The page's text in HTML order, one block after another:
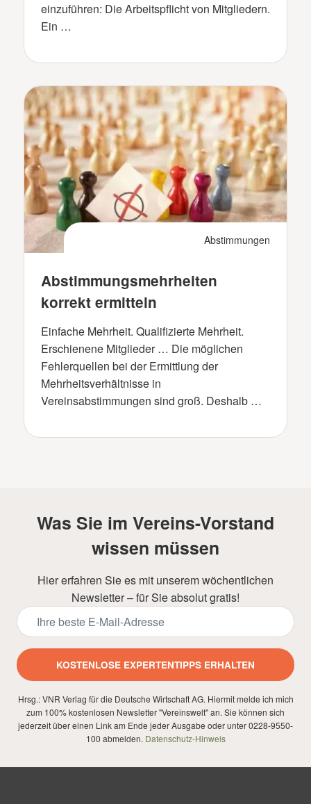
einzuführen: Die Arbeitspflicht von Mitgliedern.
Ein …
Abstimmungen
Abstimmungsmehrheiten
korrekt ermitteln
Einfache Mehrheit. Qualifizierte Mehrheit.
Erschienene Mitglieder … Die möglichen
Fehlerquellen bei der Ermittlung der
Mehrheitsverhältnisse in
Vereinsabstimmungen sind groß. Deshalb …
Was Sie im Vereins-Vorstand
wissen müssen
Hier erfahren Sie es mit unserem wöchentlichen
Newsletter – für Sie absolut gratis!
KOSTENLOSE EXPERTENTIPPS ERHALTEN
Hrsg.: VNR Verlag für die Deutsche Wirtschaft AG. Hiermit melde ich mich
zum 100% kostenlosen Newsletter "Vereinswelt" an. Sie können sich
jederzeit über einen Link am Ende jeder Ausgabe oder unter 0228-9550-
100 abmelden. Datenschutz-Hinweis